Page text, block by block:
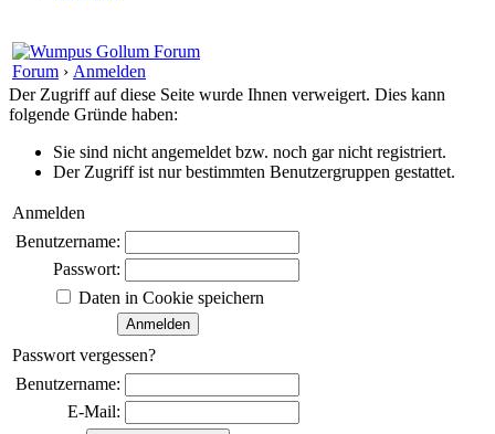
Forum › Anmelden
Der Zugriff auf diese Seite wurde Ihnen verweigert. Dies kann
folgende Gründe haben:
Sie sind nicht angemeldet bzw. noch gar nicht registriert.
Der Zugriff ist nur bestimmten Benutzergruppen gestattet.
Anmelden
Benutzername:
Passwort:
Daten in Cookie speichern
Passwort vergessen?
Benutzername:
E-Mail: